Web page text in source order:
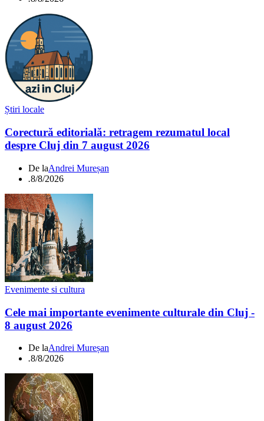
Știri locale
Corectură editorială: retragem rezumatul local
despre Cluj din 7 august 2026
De laAndrei Mureșan
.8/8/2026
Evenimente si cultura
Cele mai importante evenimente culturale din Cluj -
8 august 2026
De laAndrei Mureșan
.8/8/2026